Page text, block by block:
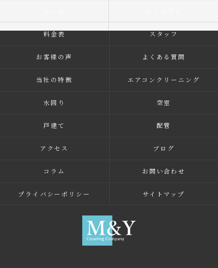
料金表 スタッフ
お客様の声 よくある質問
当社の特徴 エアコンクリーニング
水回り 空室
戸建て 配管
アクセス ブログ
コラム お問い合わせ
プライバシーポリシー サイトマップ